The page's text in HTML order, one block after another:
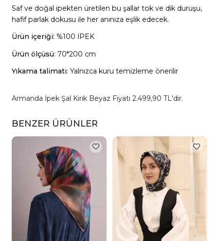
Saf ve doğal ipekten üretilen bu şallar tok ve dik duruşu,
hafif parlak dokusu ile her anınıza eşlik edecek.
Ürün içeriği: %100 İPEK
Ürün ölçüsü: 70*200 cm
Yıkama talimatı: Yalnızca kuru temizleme önerilir
Armanda İpek Şal Kırık Beyaz Fiyatı 2.499,90 TL'dir.
BENZER ÜRÜNLER